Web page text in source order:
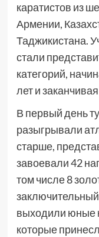
каратистов из
Армении,
Таджикистана.
стали
категорий,
лет и
В первый день
разыгрывали
старше,
завоевали 42
том числе 8
выходили юные
которые